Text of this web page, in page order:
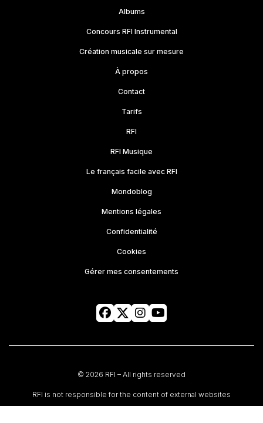
Albums
Concours RFI Instrumental
Création musicale sur mesure
À propos
Contact
Tarifs
RFI
RFI Musique
Le français facile avec RFI
Mondoblog
Mentions légales
Confidentialité
Cookies
Gérer mes consentements
© 2026 RFI – All rights reserved
RFI is not responsible for the content of external websites